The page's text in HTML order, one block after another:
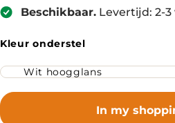
Beschikbaar. Levertijd: 2-
Kleur onderstel
In my